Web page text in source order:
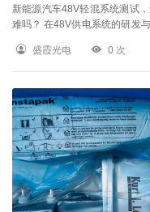
新能源汽车48V轻混系统测试
难吗？ 在48V供电系统的研发与验证中，从微安级（μA）的静态功耗、休眠电
设备动辄十几万的投入，让批
度差，根本抓不住那关键的
盛霞光电 0 次